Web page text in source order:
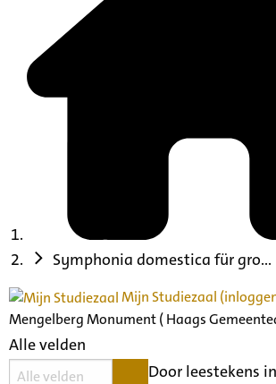
Symphonia domestica für gro...
Mijn Studiezaal
Mengelberg Monument ( Haags
Alle velden
Door leestekens